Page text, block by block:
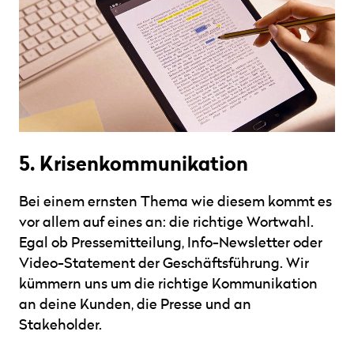
5. Krisen­kommunikation
Bei einem ernsten Thema wie diesem kommt es
vor allem auf eines an: die richtige Wortwahl.
Egal ob Pressemitteilung, Info-Newsletter oder
Video-Statement der Geschäftsführung. Wir
kümmern uns um die richtige Kommunikation
an deine Kunden, die Presse und an
Stakeholder.